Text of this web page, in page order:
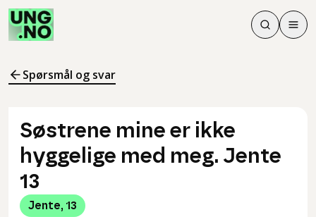
Søk
Søk
Meny
Spørsmål og svar
Søstrene mine er ikke
hyggelige med meg. Jente
13
Jente, 13